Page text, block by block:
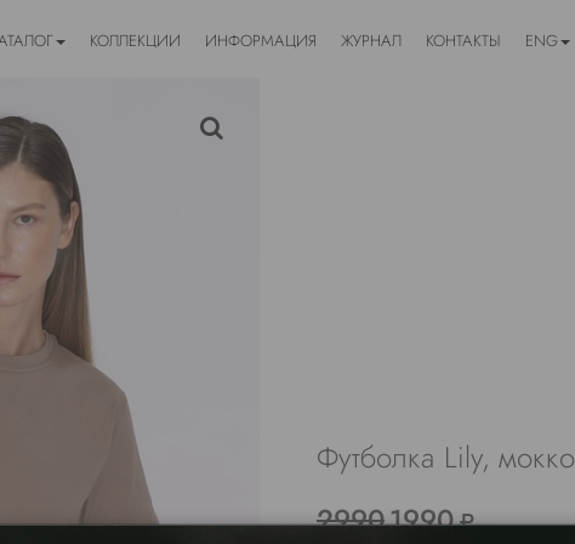
КОЛЛЕКЦИИ ИНФОРМАЦИЯ ЖУРНАЛ КОНТАКТЫ ENG
Футболка Lily, мокко
29901990